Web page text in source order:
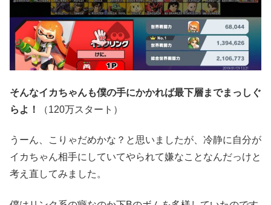
そんなイカちゃんも僕の手にかかれば最下層までまっしぐ
らよ！
（120万スタート）
うーん、こりゃだめかな？と思いましたが、冷静に自分が
イカちゃん相手にしていてやられて嫌なことなんだっけと
考え直してみました。